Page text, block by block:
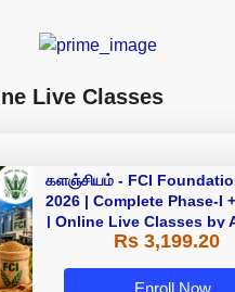
Live Classes
களஞ்சியம் - FCI
2026 | Complete Phase-I
| Online Live Classes by
Rs 3,199.20